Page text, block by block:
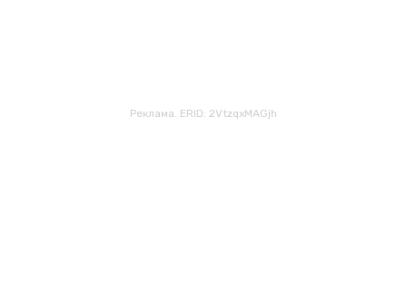
Реклама. ERID: 2VtzqxMAGjh